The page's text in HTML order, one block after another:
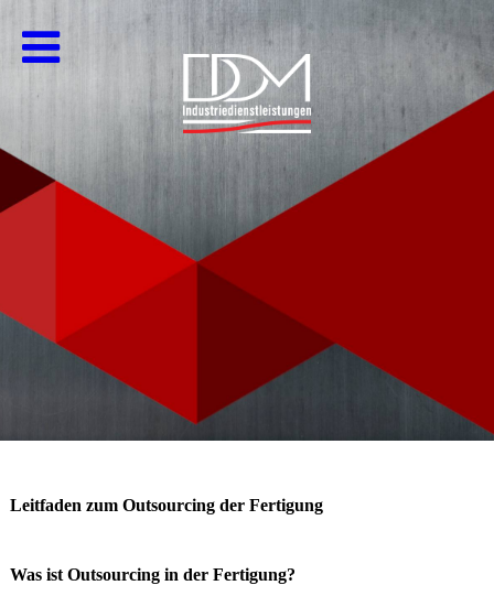
Leitfaden zum Outsourcing der Fertigung
Was ist Outsourcing in der Fertigung?